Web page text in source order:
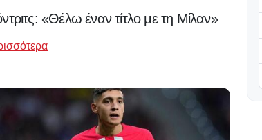
«Θέλω έναν τίτλο με τη Μίλαν»